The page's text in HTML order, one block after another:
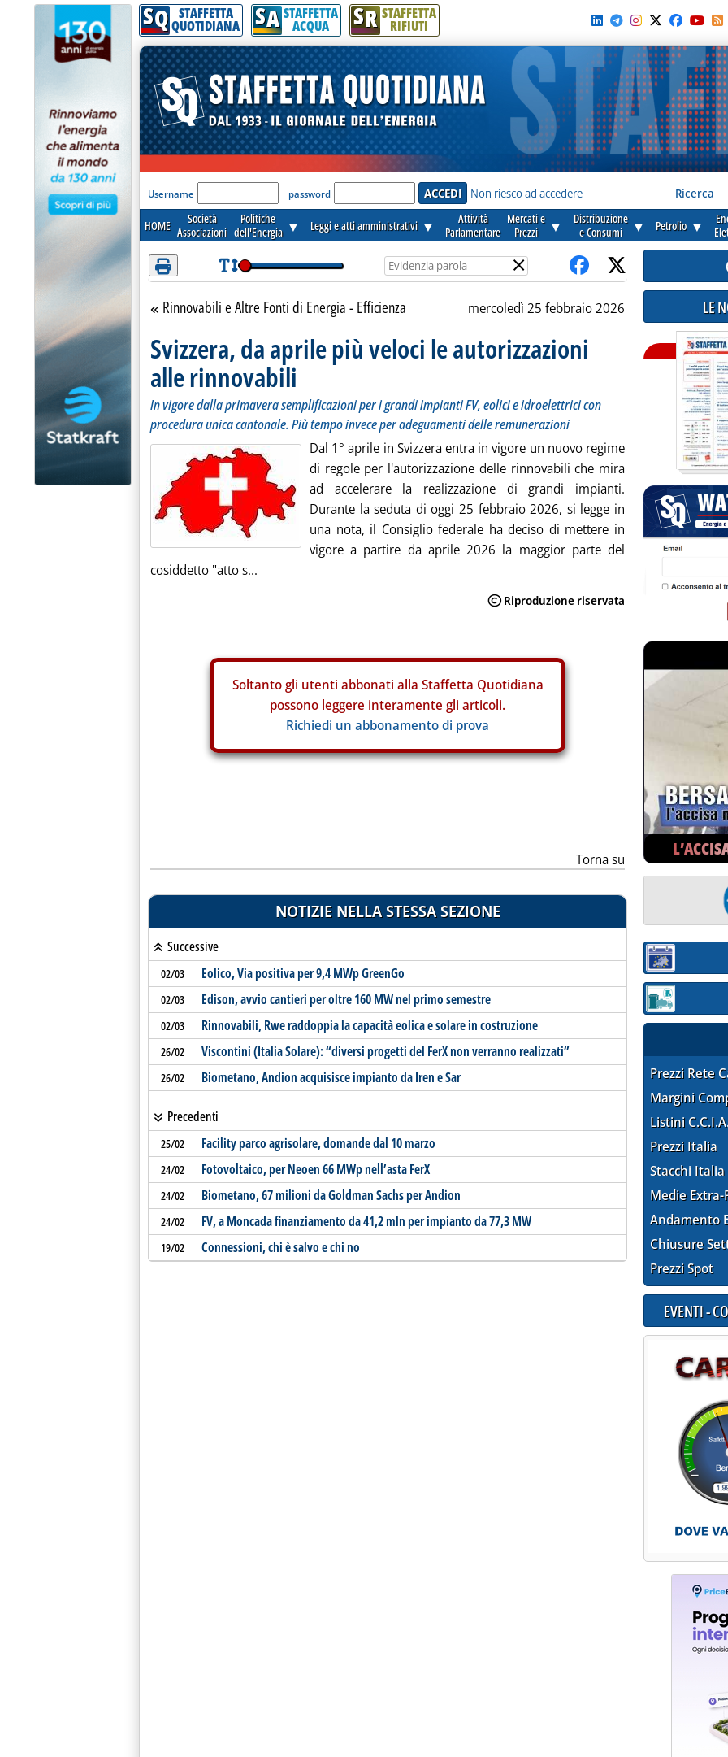
Attenzione! Esegui l'accesso per lèggere interamente la notizia.
SQ STAFFETTA
QUOTIDIANA SA STAFFETTA
ACQUA SR STAFFETTA
RIFIUTI
'Modulo Login per accedere'
Username password Non riesco ad accedere Ricerca
HOME
Società
Associazioni
Politiche
dell'Energia ▼ Leggi e atti amministrativi ▼
Attività
Parlamentare
Mercati e
Prezzi
▼
Distribuzione
e Consumi
▼ Petrolio ▼
×
Torna alla sezione
Rinnovabili e Altre Fonti di Energia - Efficienza mercoledì 25 febbraio 2026
Svizzera, da aprile più veloci le autorizzazioni
alle rinnovabili
In vigore dalla primavera semplificazioni per i grandi impianti FV, eolici e idroelettrici con
procedura unica cantonale. Più tempo invece per adeguamenti delle remunerazioni
Dal 1° aprile in Svizzera entra in vigore un nuovo regime
di regole per l'autorizzazione delle rinnovabili che mira
ad accelerare la realizzazione di grandi impianti.
Durante la seduta di oggi 25 febbraio 2026, si legge in
una nota, il Consiglio federale ha deciso di mettere in
vigore a partire da aprile 2026 la maggior parte del
cosiddetto "atto s...
Soltanto gli utenti abbonati alla Staffetta Quotidiana
possono leggere interamente gli articoli.
Richiedi un abbonamento di prova
Torna su
NOTIZIE NELLA STESSA SEZIONE
Successive
02/03 Eolico, Via positiva per 9,4 MWp GreenGo
02/03 Edison, avvio cantieri per oltre 160 MW nel primo semestre
02/03 Rinnovabili, Rwe raddoppia la capacità eolica e solare in costruzione
26/02 Viscontini (Italia Solare): “diversi progetti del FerX non verranno realizzati”
26/02 Biometano, Andion acquisisce impianto da Iren e Sar
Precedenti
25/02 Facility parco agrisolare, domande dal 10 marzo
24/02 Fotovoltaico, per Neoen 66 MWp nell’asta FerX
24/02 Biometano, 67 milioni da Goldman Sachs per Andion
24/02 FV, a Moncada finanziamento da 41,2 mln per impianto da 77,3 MW
19/02 Connessioni, chi è salvo e chi no
LE
Sezione:
Sezione:
Prezzi Rete
Margini
Listini
Prezzi Italia
Stacchi Italia
Medie Extra-
Andamento
Chiusure
Prezzi Spot
EVENTI -